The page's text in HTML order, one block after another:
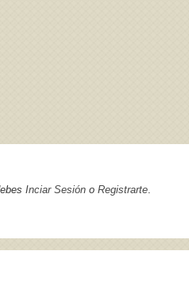
Inciar Sesión o Registrarte.